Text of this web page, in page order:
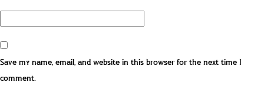
Save my name, email, and website in this browser for the next time I
comment.